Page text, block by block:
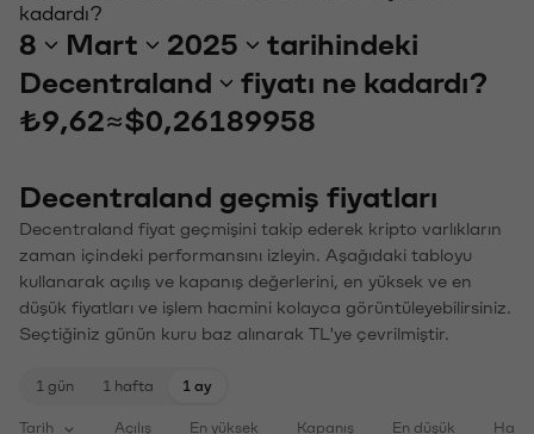
kadardı?
8 Mart 2025
tarihindeki
Decentraland
fiyatı ne kadardı?
₺9,62≈$0,26189958
Decentraland geçmiş fiyatları
Decentraland fiyat geçmişini takip ederek kripto varlıkların
zaman içindeki performansını izleyin. Aşağıdaki tabloyu
kullanarak açılış ve kapanış değerlerini, en yüksek ve en
düşük fiyatları ve işlem hacmini kolayca görüntüleyebilirsiniz.
Seçtiğiniz günün kuru baz alınarak TL'ye çevrilmiştir.
1 gün 1 hafta 1 ay
Tarih Açılış En yüksek Kapanış En düşük